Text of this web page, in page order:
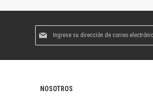
boletín
NOSOTROS